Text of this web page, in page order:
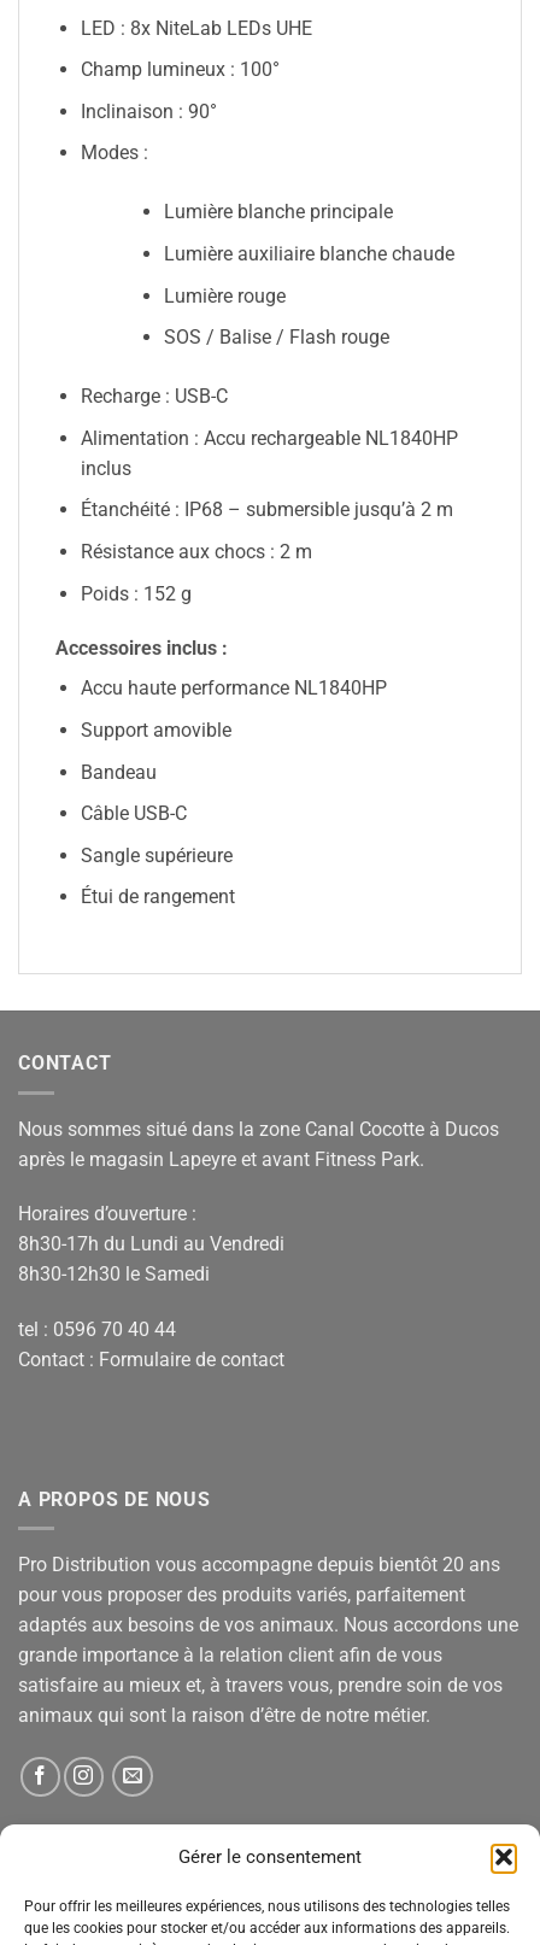
Gérer le consentement
Pour offrir les meilleures expériences, nous utilisons des technologies telles
que les cookies pour stocker et/ou accéder aux informations des appareils.
LED : 8x NiteLab LEDs UHE
Champ lumineux : 100°
Inclinaison : 90°
Modes :
Lumière blanche principale
Lumière auxiliaire blanche chaude
Lumière rouge
SOS / Balise / Flash rouge
Recharge : USB-C
Alimentation : Accu rechargeable NL1840HP
inclus
Étanchéité : IP68 – submersible jusqu’à 2 m
Résistance aux chocs : 2 m
Poids : 152 g
Accessoires inclus :
Accu haute performance NL1840HP
Support amovible
Bandeau
Câble USB-C
Sangle supérieure
Étui de rangement
CONTACT
Nous sommes situé dans la zone Canal Cocotte à Ducos
après le magasin Lapeyre et avant Fitness Park.
Horaires d’ouverture :
8h30-17h du Lundi au Vendredi
8h30-12h30 le Samedi
tel : 0596 70 40 44
Contact : Formulaire de contact
A PROPOS DE NOUS
Pro Distribution vous accompagne depuis bientôt 20 ans
pour vous proposer des produits variés, parfaitement
adaptés aux besoins de vos animaux. Nous accordons une
grande importance à la relation client afin de vous
satisfaire au mieux et, à travers vous, prendre soin de vos
animaux qui sont la raison d’être de notre métier.
Tenez-vous informé des nouveautés, des offres spéciales